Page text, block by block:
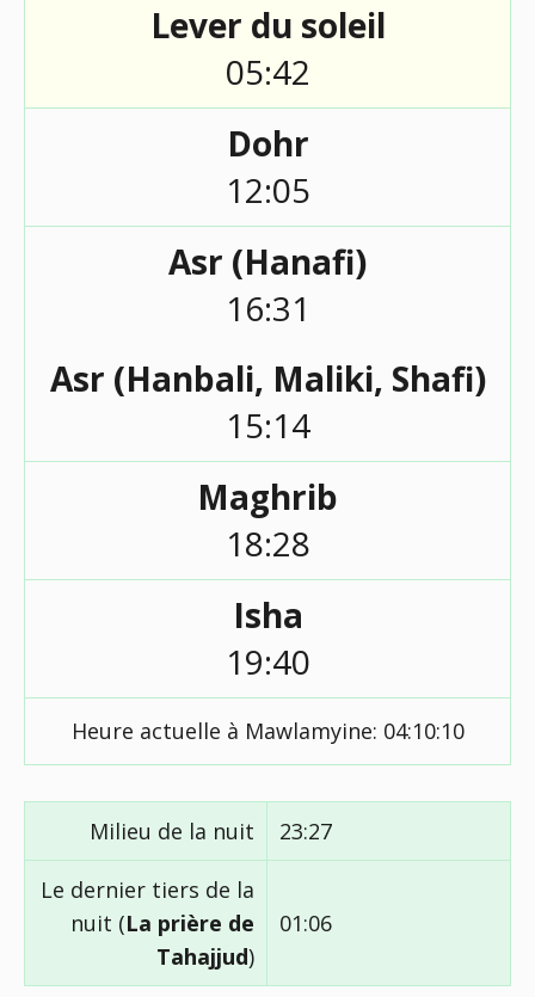
Lever du soleil
05:42
Dohr
12:05
Asr (Hanafi)
16:31
Asr (Hanbali, Maliki, Shafi)
15:14
Maghrib
18:28
Isha
19:40
Heure actuelle à Mawlamyine: 04:10:10
Milieu de la nuit 23:27
Le dernier tiers de la
nuit (La prière de
Tahajjud)
01:06